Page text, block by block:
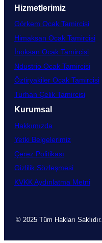
Hizmetlerimiz
Görkem Ocak Tamircisi
Himaksan Ocak Tamircisi
İnoksan Ocak Tamircisi
Ndustrio Ocak Tamircisi
Öztiryakiler Ocak Tamircisi
Turhan Çelik Tamircisi
Kurumsal
Hakkımızda
Yetki Belgelerimiz
Çerez Politikası
Gizlilik Sözleşmesi
KVKK Aydınlatma Metni
© 2025 Tüm Hakları